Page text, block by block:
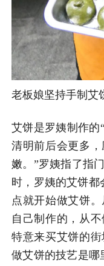
老板娘坚持手制艾
艾饼是罗姨制作的
清明前后会更多
嫩。”罗姨指了指
时，罗姨的艾饼都
点就开始做艾饼
自己制作的，从
特意来买艾饼的
做艾饼的技艺是哪